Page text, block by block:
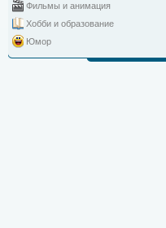
Фильмы и анимация
Хобби и образование
Юмор